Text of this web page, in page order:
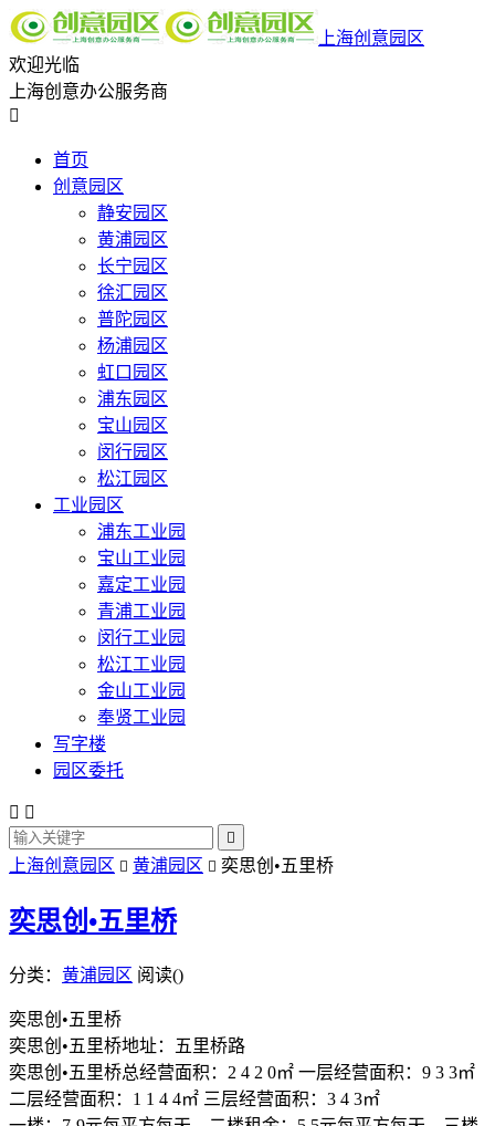
上海创意园区
欢迎光临
上海创意办公服务商

首页
创意园区
静安园区
黄浦园区
长宁园区
徐汇园区
普陀园区
杨浦园区
虹口园区
浦东园区
宝山园区
闵行园区
松江园区
工业园区
浦东工业园
宝山工业园
嘉定工业园
青浦工业园
闵行工业园
松江工业园
金山工业园
奉贤工业园
写字楼
园区委托
 

上海创意园区  黄浦园区  奕思创•五里桥
奕思创•五里桥
分类： 黄浦园区 阅读()
奕思创•五里桥
奕思创•五里桥地址：五里桥路
奕思创•五里桥总经营面积：2 4 2 0㎡ 一层经营面积：9 3 3㎡
二层经营面积：1 1 4 4㎡ 三层经营面积：3 4 3㎡